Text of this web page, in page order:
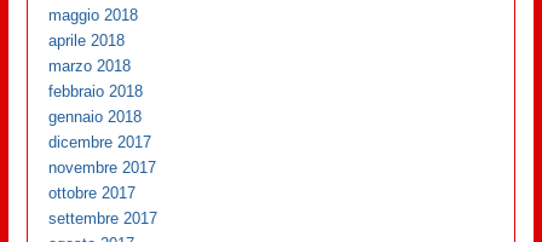
maggio 2018
aprile 2018
marzo 2018
febbraio 2018
gennaio 2018
dicembre 2017
novembre 2017
ottobre 2017
settembre 2017